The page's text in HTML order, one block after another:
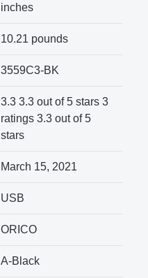
inches
10.21 pounds
3559C3-BK
3.3 3.3 out of 5 stars 3
ratings 3.3 out of 5
stars
March 15, 2021
USB
ORICO
A-Black